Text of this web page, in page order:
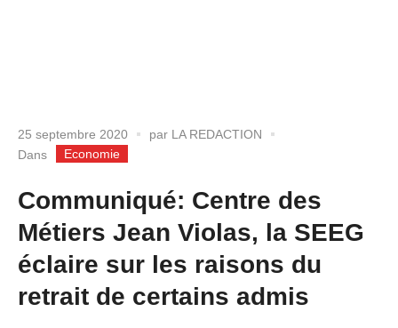
25 septembre 2020 par LA REDACTION
Dans
Economie
Communiqué: Centre des
Métiers Jean Violas, la SEEG
éclaire sur les raisons du
retrait de certains admis